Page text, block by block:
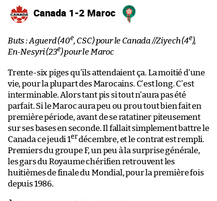
Canada 1-2 Maroc
Buts : Aguerd (40e, CSC) pour le Canada //Ziyech (4e),
En-Nesyri (23e) pour le Maroc
Trente-six piges qu’ils attendaient ça. La moitié d’une
vie, pour la plupart des Marocains. C’est long. C’est
interminable. Alors tant pis si tout n’aura pas été
parfait. Si le Maroc aura peu ou prou tout bien fait en
première période, avant de se ratatiner piteusement
sur ses bases en seconde. Il fallait simplement battre le
Canada ce jeudi 1erdécembre, et le contrat est rempli.
Premiers du groupe F, un peu à la surprise générale,
les gars du Royaume chérifien retrouvent les
huitièmes de finale du Mondial, pour la première fois
depuis 1986.